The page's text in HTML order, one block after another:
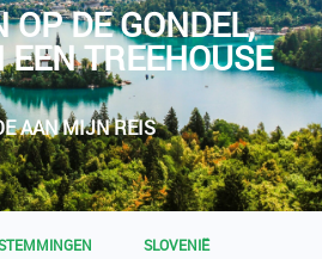
OP DE GONDEL,
TREEHOUSE
AAN MIJN REIS
SLOVENIË